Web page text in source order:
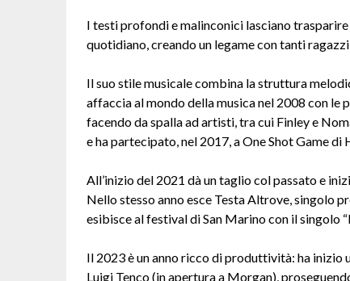
I testi profondi e malinconici lasciano trasparire
quotidiano, creando un legame con tanti
Il suo stile musicale combina la struttura
affaccia al mondo della musica nel 2008 con le
facendo da spalla ad artisti, tra cui Finley e
e ha partecipato, nel 2017, a One Shot Game di
All’inizio del 2021 dà un taglio col passato e
Nello stesso anno esce Testa Altrove, singolo
esibisce al festival di San Marino con il singolo
Il 2023 è un anno ricco di produttività: ha inizio
Luigi Tenco (in apertura a Morgan),